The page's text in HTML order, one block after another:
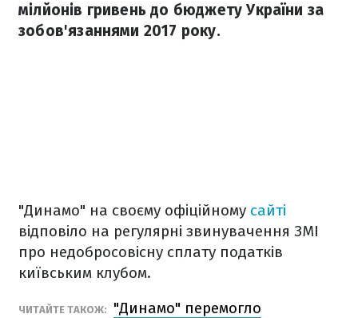
мілйонів гривень до бюджету України за
зобов'язаннями 2017 року.
"Динамо" на своєму офіційному сайті
відповіло на регулярні звинувачення ЗМІ
про недобросовісну сплату податків
київським клубом.
ЧИТАЙТЕ ТАКОЖ:
"Динамо" перемогло